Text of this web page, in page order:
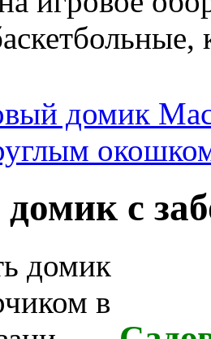
домик
с